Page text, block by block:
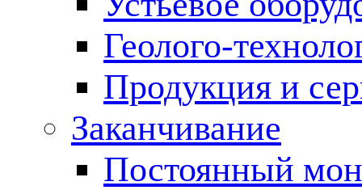
Геолого-
Продукция и
Заканчивание
Постоянный